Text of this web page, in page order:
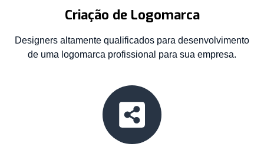
Criação de Logomarca
Designers altamente qualificados para desenvolvimento
de uma logomarca profissional para sua empresa.